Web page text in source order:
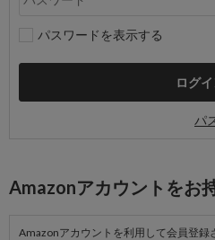
パスワードを表示する
パ
Amazonアカウントをお
Amazonアカウントを利用して会員登録